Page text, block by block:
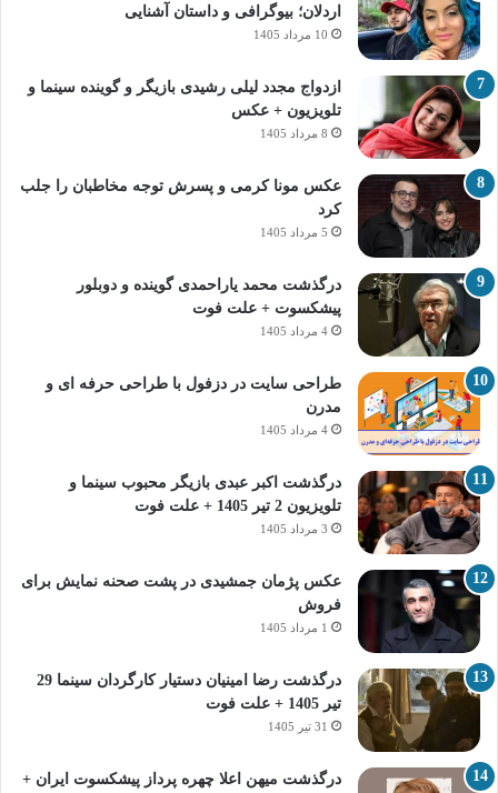
اردلان؛ بیوگرافی و داستان آشنایی
10 مرداد 1405
ازدواج مجدد لیلی رشیدی بازیگر و گوینده سینما و
تلویزیون + عکس
8 مرداد 1405
عکس مونا کرمی و پسرش توجه مخاطبان را جلب
کرد
5 مرداد 1405
درگذشت محمد یاراحمدی گوینده و دوبلور
پیشکسوت + علت فوت
4 مرداد 1405
طراحی سایت در دزفول با طراحی حرفه‌ ای و
مدرن
4 مرداد 1405
درگذشت اکبر عبدی بازیگر محبوب سینما و
تلویزیون 2 تیر 1405 + علت فوت
3 مرداد 1405
عکس پژمان جمشیدی در پشت صحنه نمایش برای
فروش
1 مرداد 1405
درگذشت رضا امینیان دستیار کارگردان سینما 29
تیر 1405 + علت فوت
31 تیر 1405
درگذشت میهن اعلا چهره پرداز پیشکسوت ایران +